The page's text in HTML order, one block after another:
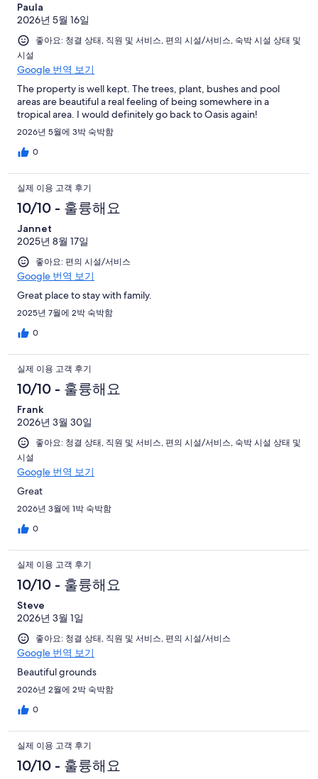
Paula
2026년 5월 16일
좋아요: 청결 상태, 직원 및 서비스, 편의 시설/서비스, 숙박 시설 상태 및
시설
Google 번역 보기
The property is well kept. The trees, plant, bushes and pool
areas are beautiful a real feeling of being somewhere in a
tropical area. I would definitely go back to Oasis again!
2026년 5월에 3박 숙박함
0
실제 이용 고객 후기
10/10 - 훌륭해요
Jannet
2025년 8월 17일
좋아요: 편의 시설/서비스
Google 번역 보기
Great place to stay with family.
2025년 7월에 2박 숙박함
0
실제 이용 고객 후기
10/10 - 훌륭해요
Frank
2026년 3월 30일
좋아요: 청결 상태, 직원 및 서비스, 편의 시설/서비스, 숙박 시설 상태 및
시설
Google 번역 보기
Great
2026년 3월에 1박 숙박함
0
실제 이용 고객 후기
10/10 - 훌륭해요
Steve
2026년 3월 1일
좋아요: 청결 상태, 직원 및 서비스, 편의 시설/서비스
Google 번역 보기
Beautiful grounds
2026년 2월에 2박 숙박함
0
실제 이용 고객 후기
10/10 - 훌륭해요